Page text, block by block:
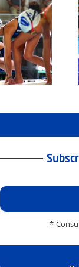
per al Club
Granollers amb
de les
piscines
municipals
*